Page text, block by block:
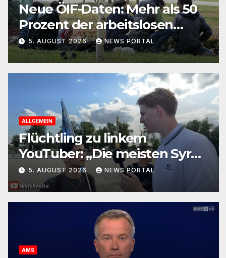
Neue ÖIF-Daten: Mehr als 50
Prozent der arbeitslosen
Ausländer leben in Wien!
5. AUGUST 2026 NEWS PORTAL
ALLGEMEIN
Flüchtling zu linkem
YouTuber: „Die meisten Syrer
kommen wegen der
Sozialleistungen“
5. AUGUST 2026 NEWS PORTAL
AMS